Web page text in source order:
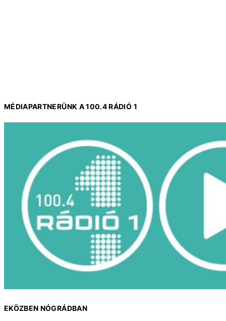
MÉDIAPARTNERÜNK A 100.4 RÁDIÓ 1
EKÖZBEN NÓGRÁDBAN